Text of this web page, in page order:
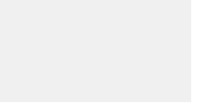
flik, extern webbplats,
webbplats,
flik, extern webbplats,